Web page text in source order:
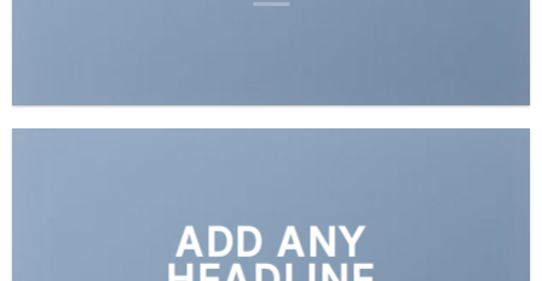
ADD ANY